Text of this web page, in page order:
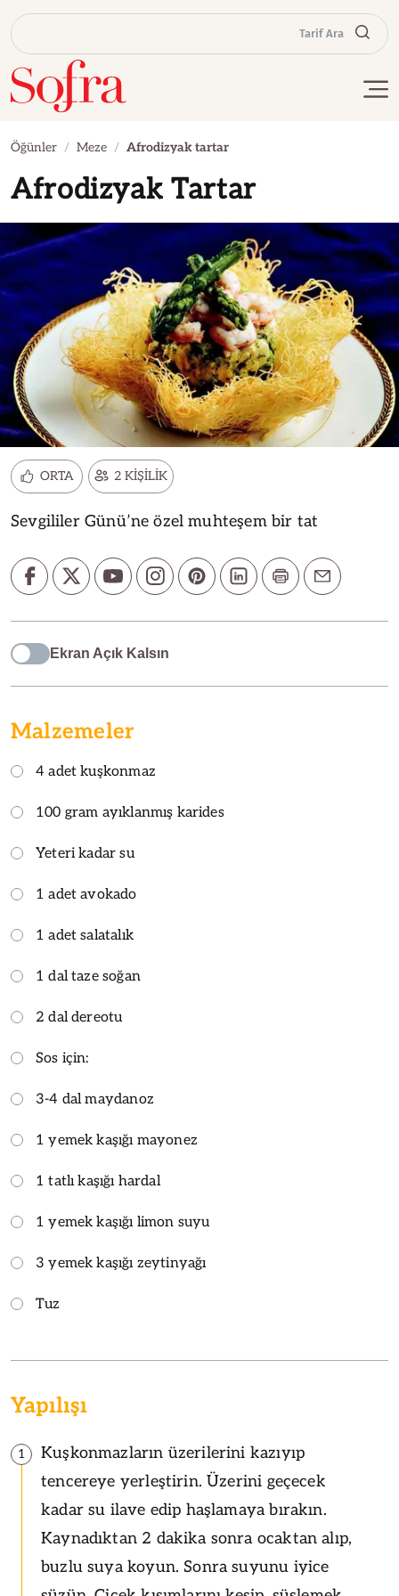
Tarif Ara
Öğünler Meze Afrodizyak tartar
Afrodizyak Tartar
ORTA 2 KİŞİLİK
Sevgililer Günü’ne özel muhteşem bir tat
Ekran Açık Kalsın
Malzemeler
4 adet kuşkonmaz
100 gram ayıklanmış karides
Yeteri kadar su
1 adet avokado
1 adet salatalık
1 dal taze soğan
2 dal dereotu
Sos için:
3-4 dal maydanoz
1 yemek kaşığı mayonez
1 tatlı kaşığı hardal
1 yemek kaşığı limon suyu
3 yemek kaşığı zeytinyağı
Tuz
Yapılışı
1
Kuşkonmazların üzerilerini kazıyıp
tencereye yerleştirin. Üzerini geçecek
kadar su ilave edip haşlamaya bırakın.
Kaynadıktan 2 dakika sonra ocaktan alıp,
buzlu suya koyun. Sonra suyunu iyice